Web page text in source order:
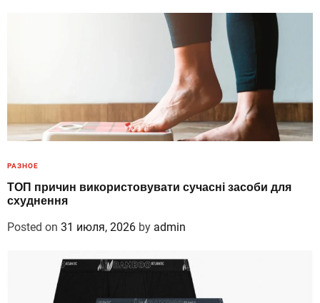
РАЗНОЕ
ТОП причин використовувати сучасні засоби для
схуднення
Posted on 31 июля, 2026 by admin